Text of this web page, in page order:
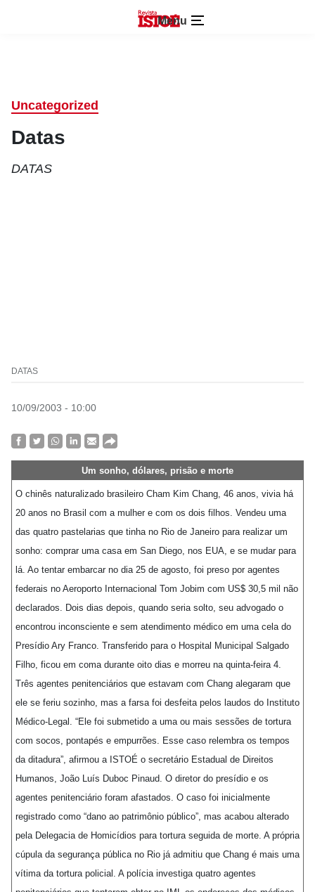
Menu
Uncategorized
Datas
DATAS
DATAS
10/09/2003 - 10:00
Um sonho, dólares, prisão e morte
O chinês naturalizado brasileiro Cham Kim Chang, 46 anos, vivia há
20 anos no Brasil com a mulher e com os dois filhos. Vendeu uma
das quatro pastelarias que tinha no Rio de Janeiro para realizar um
sonho: comprar uma casa em San Diego, nos EUA, e se mudar para
lá. Ao tentar embarcar no dia 25 de agosto, foi preso por agentes
federais no Aeroporto Internacional Tom Jobim com US$ 30,5 mil não
declarados. Dois dias depois, quando seria solto, seu advogado o
encontrou inconsciente e sem atendimento médico em uma cela do
Presídio Ary Franco. Transferido para o Hospital Municipal Salgado
Filho, ficou em coma durante oito dias e morreu na quinta-feira 4.
Três agentes penitenciários que estavam com Chang alegaram que
ele se feriu sozinho, mas a farsa foi desfeita pelos laudos do Instituto
Médico-Legal. “Ele foi submetido a uma ou mais sessões de tortura
com socos, pontapés e empurrões. Esse caso relembra os tempos
da ditadura”, afirmou a ISTOÉ o secretário Estadual de Direitos
Humanos, João Luís Duboc Pinaud. O diretor do presídio e os
agentes penitenciário foram afastados. O caso foi inicialmente
registrado como “dano ao patrimônio público”, mas acabou alterado
pela Delegacia de Homicídios para tortura seguida de morte. A própria
cúpula da segurança pública no Rio já admitiu que Chang é mais uma
vítima da tortura policial. A polícia investiga quatro agentes